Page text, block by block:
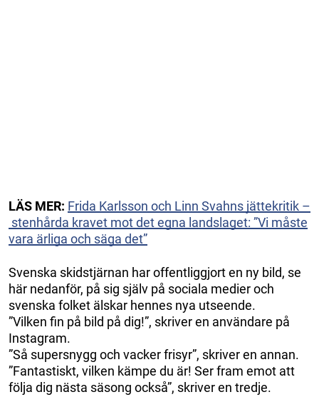
LÄS MER: Frida Karlsson och Linn Svahns jättekritik –
stenhårda kravet mot det egna landslaget: ”Vi måste
vara ärliga och säga det”
Svenska skidstjärnan har offentliggjort en ny bild, se
här nedanför, på sig själv på sociala medier och
svenska folket älskar hennes nya utseende.
”Vilken fin på bild på dig!”, skriver en användare på
Instagram.
”Så supersnygg och vacker frisyr”, skriver en annan.
”Fantastiskt, vilken kämpe du är! Ser fram emot att
följa dig nästa säsong också”, skriver en tredje.